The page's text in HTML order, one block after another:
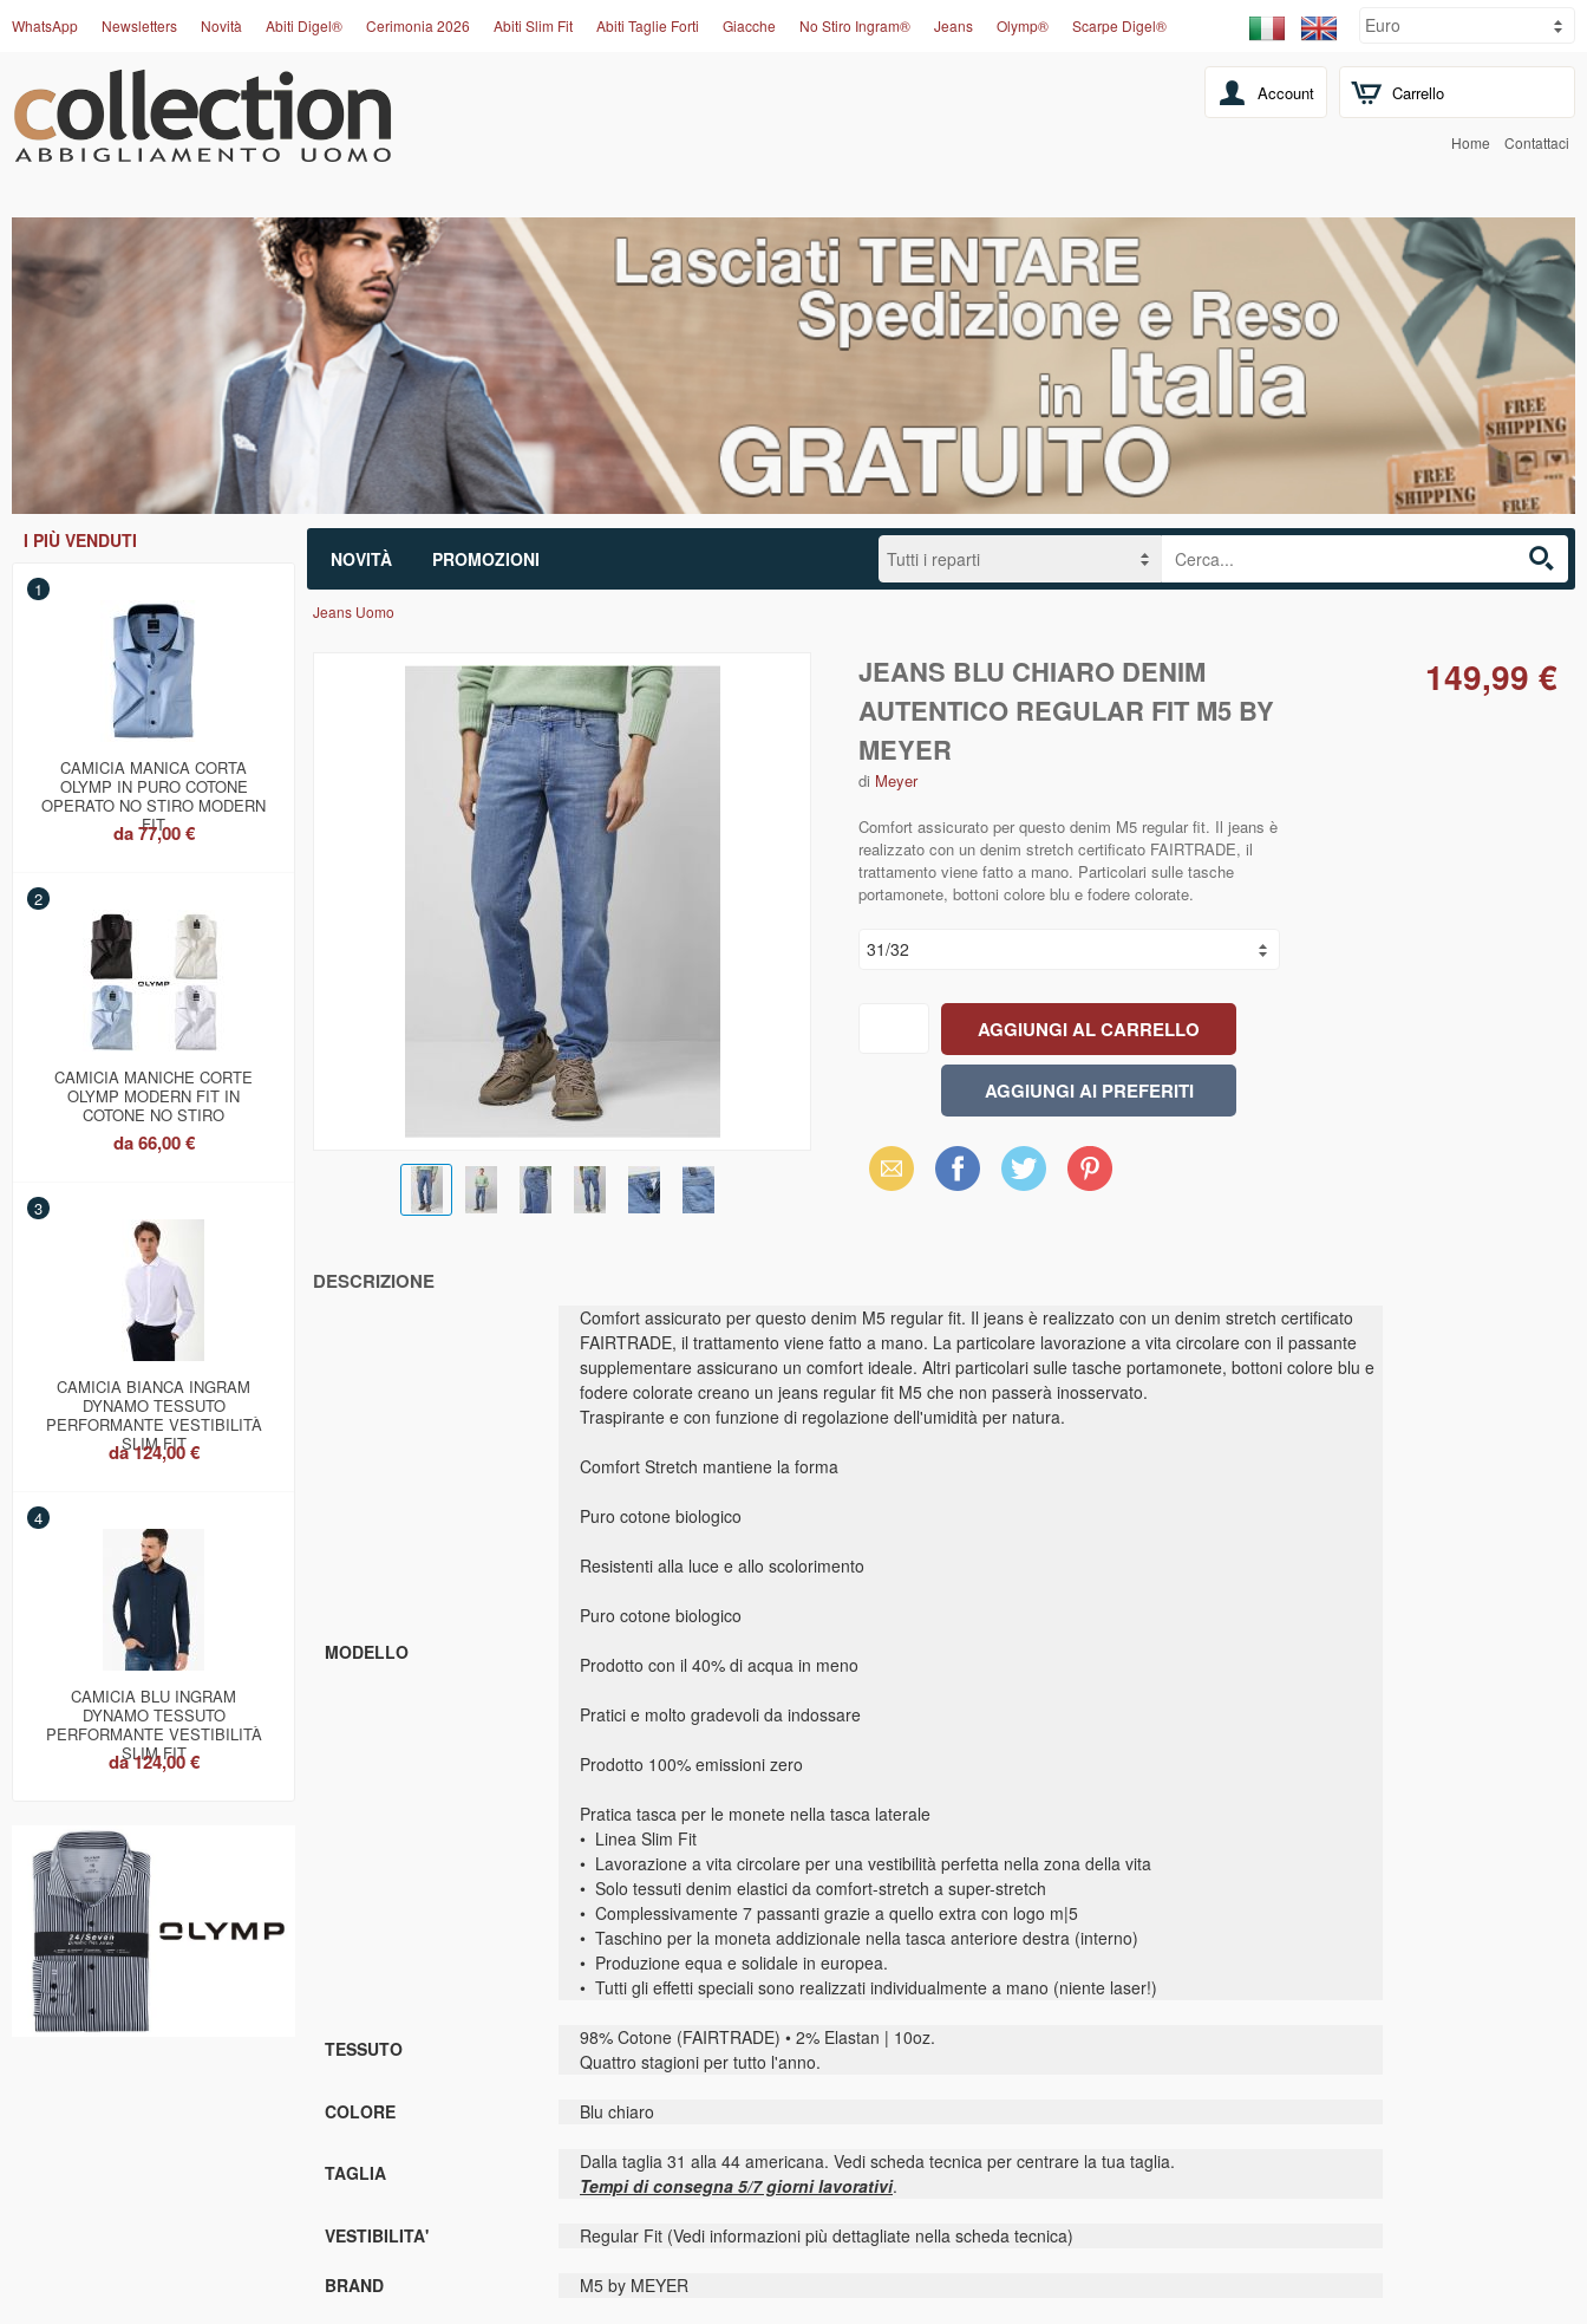
Carrello
WhatsApp Newsletters Novità Abiti Digel® Cerimonia 2026 Abiti Slim Fit Abiti Taglie Forti Giacche No Stiro Ingram® Jeans Olymp® Scarpe Digel®
Account
Home Contattaci
NOVITÀ PROMOZIONI
I PIÙ VENDUTI
1
CAMICIA MANICA CORTA
OLYMP IN PURO COTONE
OPERATO NO STIRO MODERN
FIT
da77,00 €
2
CAMICIA MANICHE CORTE
OLYMP MODERN FIT IN
COTONE NO STIRO
da66,00 €
3
CAMICIA BIANCA INGRAM
DYNAMO TESSUTO
PERFORMANTE VESTIBILITÀ
SLIM FIT
da124,00 €
4
CAMICIA BLU INGRAM
DYNAMO TESSUTO
PERFORMANTE VESTIBILITÀ
SLIM FIT
da124,00 €
Jeans Uomo
JEANS BLU CHIARO DENIM
AUTENTICO REGULAR FIT M5 BY
MEYER
di Meyer
Comfort assicurato per questo denim M5 regular fit. Il jeans è
realizzato con un denim stretch certificato FAIRTRADE, il
trattamento viene fatto a mano. Particolari sulle tasche
portamonete, bottoni colore blu e fodere colorate.
149,99 €
Email Facebook X Pinterest
DESCRIZIONE
MODELLO
Comfort assicurato per questo denim M5 regular fit. Il jeans è realizzato con un denim stretch certificato
FAIRTRADE, il trattamento viene fatto a mano. La particolare lavorazione a vita circolare con il passante
supplementare assicurano un comfort ideale. Altri particolari sulle tasche portamonete, bottoni colore blu e
fodere colorate creano un jeans regular fit M5 che non passerà inosservato.
Traspirante e con funzione di regolazione dell'umidità per natura.
Comfort Stretch mantiene la forma
Puro cotone biologico
Resistenti alla luce e allo scolorimento
Puro cotone biologico
Prodotto con il 40% di acqua in meno
Pratici e molto gradevoli da indossare
Prodotto 100% emissioni zero
Pratica tasca per le monete nella tasca laterale
• Linea Slim Fit
• Lavorazione a vita circolare per una vestibilità perfetta nella zona della vita
• Solo tessuti denim elastici da comfort-stretch a super-stretch
• Complessivamente 7 passanti grazie a quello extra con logo m|5
• Taschino per la moneta addizionale nella tasca anteriore destra (interno)
• Produzione equa e solidale in europea.
• Tutti gli effetti speciali sono realizzati individualmente a mano (niente laser!)
TESSUTO
98% Cotone (FAIRTRADE) • 2% Elastan | 10oz.
Quattro stagioni per tutto l'anno.
COLORE Blu chiaro
TAGLIA
Dalla taglia 31 alla 44 americana. Vedi scheda tecnica per centrare la tua taglia.
Tempi di consegna 5/7 giorni lavorativi.
VESTIBILITA' Regular Fit (Vedi informazioni più dettagliate nella scheda tecnica)
BRAND M5 by MEYER